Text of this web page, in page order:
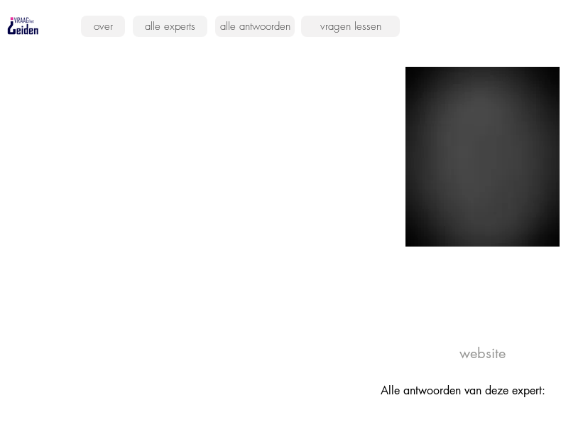
over alle experts alle antwoorden vragen lessen
website
Alle antwoorden van deze expert: